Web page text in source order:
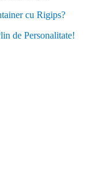
cu Rigips?
de Personalitate!